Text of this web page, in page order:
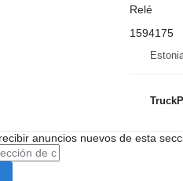
Relé
1594175
anuncios nuevos de esta